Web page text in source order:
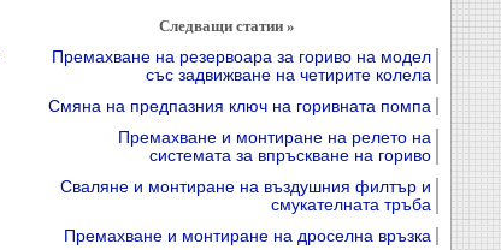
Следващи статии »
Премахване на резервоара за гориво на модел
със задвижване на четирите колела
Смяна на предпазния ключ на горивната помпа
Премахване и монтиране на релето на
системата за впръскване на гориво
Сваляне и монтиране на въздушния филтър и
смукателната тръба
Премахване и монтиране на дроселна връзка